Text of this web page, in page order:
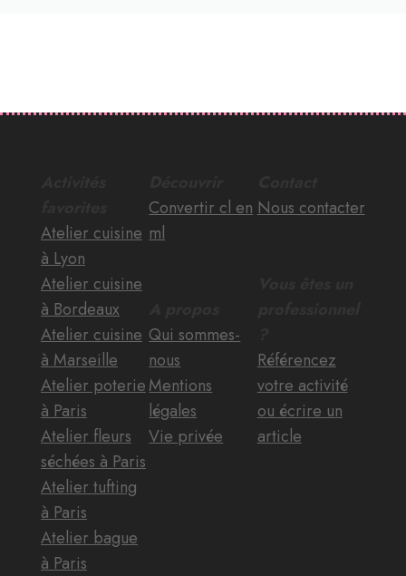
Atelier cuisine
à Lyon
Atelier cuisine
à Bordeaux
Atelier cuisine
à Marseille
Atelier poterie
à Paris
Atelier fleurs
séchées à Paris
Atelier tufting
à Paris
Atelier bague
à Paris
Convertir cl en
ml
Qui sommes-
nous
Mentions
légales
Vie privée
Nous contacter
Référencez
votre activité
ou écrire un
article